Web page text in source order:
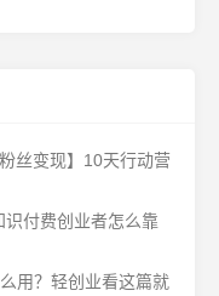
丝变现】10天行动营
付费创业者怎么靠
用？轻创业看这篇就